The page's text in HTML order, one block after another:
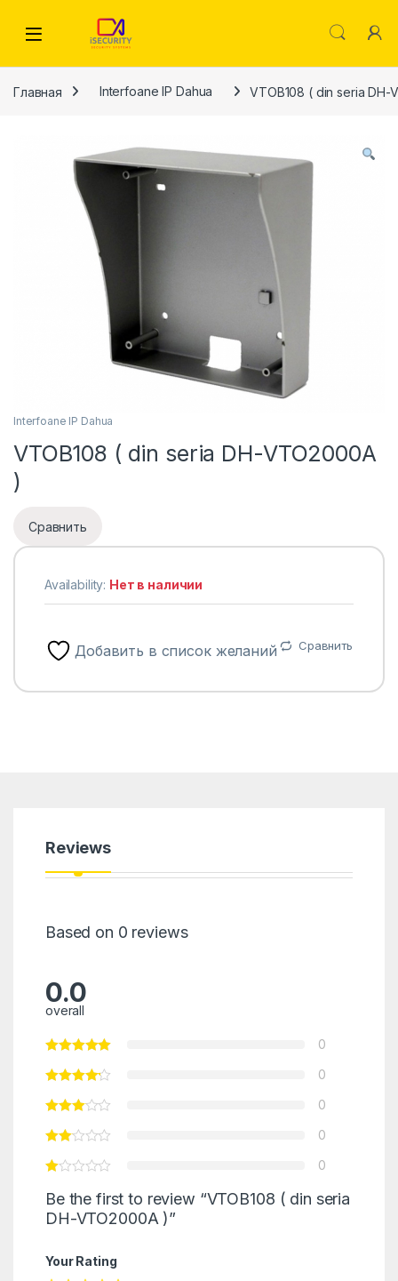
Главная Interfoane IP Dahua VTOB108 ( din seria DH-
Interfoane IP Dahua
VTOB108 ( din seria DH-VTO2000A
)
Сравнить
Availability: Нет в наличии
Добавить в список желаний Сравнить
Reviews
Based on 0 reviews
0.0
overall
0
0
0
0
0
Be the first to review “VTOB108 ( din seria
DH-VTO2000A )”
Your Rating